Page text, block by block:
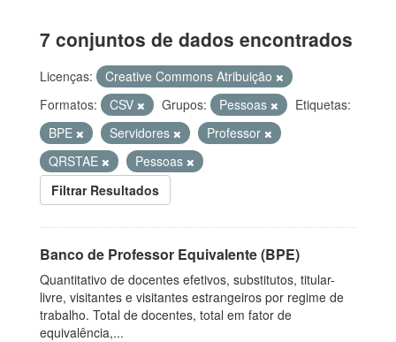
7 conjuntos de dados encontrados
Licenças:
Creative Commons Atribuição
Formatos:
CSV Grupos: Pessoas
Etiquetas:
BPE
Servidores
Professor
QRSTAE
Pessoas
Filtrar Resultados
Banco de Professor Equivalente (BPE)
Quantitativo de docentes efetivos, substitutos, titular-
livre, visitantes e visitantes estrangeiros por regime de
trabalho. Total de docentes, total em fator de
equivalência,...